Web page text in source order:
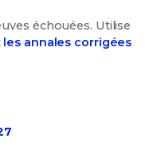
échouées. Utilise
les annales corrigées